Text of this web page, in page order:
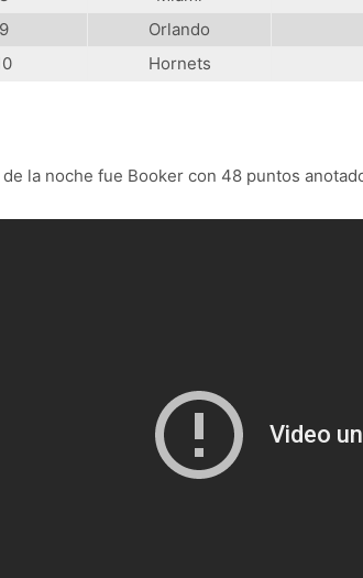
9
Orlando
Hornets
la noche fue Booker con 48 puntos